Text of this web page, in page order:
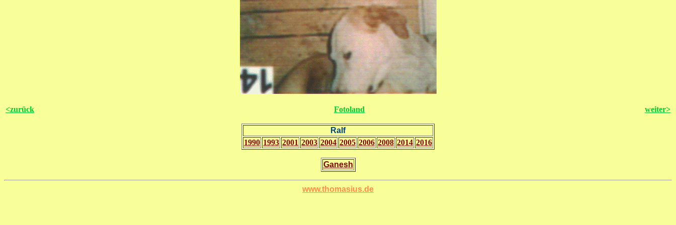
<zurück Fotoland weiter>
Ralf
1990 1993 2001 2003 2004 2005 2006 2008 2014 2016
Ganesh
www.thomasius.de